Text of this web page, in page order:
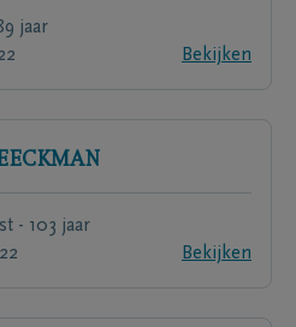
jaar
Bekijken
- 103 jaar
Bekijken